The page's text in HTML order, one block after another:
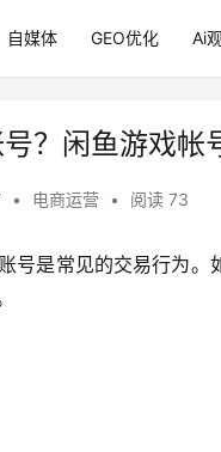
自媒体 GEO优化 Ai
？闲鱼游戏帐
• 电商运营 • 阅读 73
号是常见的交易行为